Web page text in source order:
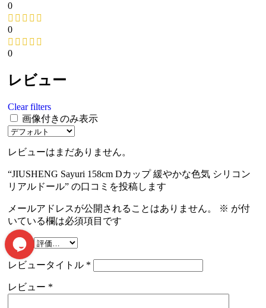
0
0
0
レビュー
Clear filters
画像付きのみ表示
レビューはまだありません。
“JIUSHENG Sayuri 158cm Dカップ 緩やかな色気 シリコン
リアルドール” の口コミを投稿します
メールアドレスが公開されることはありません。 ※ が付
いている欄は必須項目です
評価 *
レビュータイトル *
レビュー *